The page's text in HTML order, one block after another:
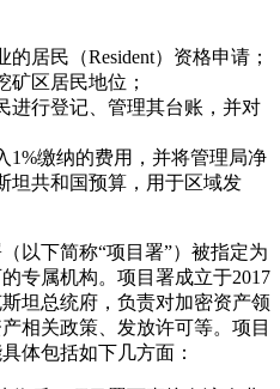
居民（Resident）资格申请；
矿区居民地位；
进行登记、管理其台账，并对
1%缴纳的费用，并将管理局净
坦共和国预算，用于区域发
以下简称“项目署”）被指定为
专属机构。项目署成立于2017
坦总统府，负责对加密资产领
相关政策、发放许可等。项目
体包括如下几方面：